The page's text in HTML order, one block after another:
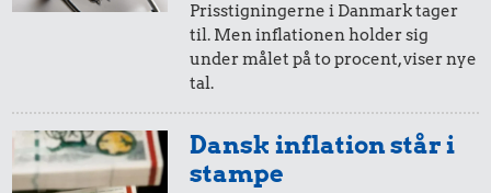
6,90 kr.
Banan
0,99 kr.
Tyggegummi
Prisstigningerne i Danmark tager
til. Men inflationen holder sig
under målet på to procent, viser nye
tal.
Dansk inflation står i
stampe